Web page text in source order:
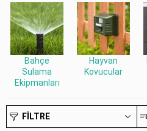
Bahçe
Sulama
Ekipmanları
Hayvan
Kovucular
FILTRE